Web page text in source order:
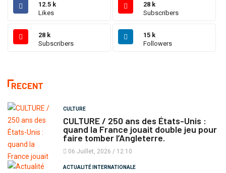
12.5 k
Likes
28 k
Subscribers
28 k
Subscribers
15 k
Followers
RECENT
CULTURE
CULTURE / 250 ans des États-Unis :
quand la France jouait double jeu pour
faire tomber l’Angleterre.
06 Juillet, 2026 / 12:10
ACTUALITÉ INTERNATIONALE